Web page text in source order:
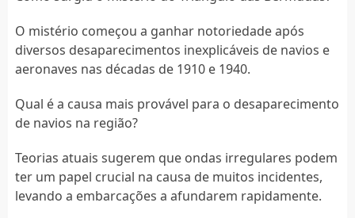
O mistério começou a ganhar notoriedade após
diversos desaparecimentos inexplicáveis de navios e
aeronaves nas décadas de 1910 e 1940.
Qual é a causa mais provável para o desaparecimento
de navios na região?
Teorias atuais sugerem que ondas irregulares podem
ter um papel crucial na causa de muitos incidentes,
levando a embarcações a afundarem rapidamente.